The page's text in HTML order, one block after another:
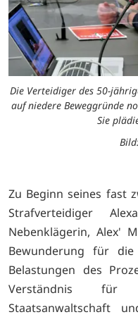
Die Verteidiger des 50-
auf niedere Beweggründe
Sie
Zu Beginn seines fast
Strafverteidiger
Nebenklägerin, Alex'
Bewunderung für
Belastungen des
Verständnis
Staatsanwaltschaft